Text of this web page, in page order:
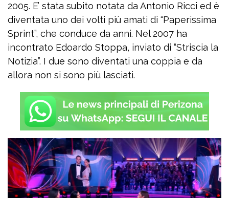
2005. E’ stata subito notata da Antonio Ricci ed è
diventata uno dei volti più amati di “Paperissima
Sprint”, che conduce da anni. Nel 2007 ha
incontrato Edoardo Stoppa, inviato di “Striscia la
Notizia”. I due sono diventati una coppia e da
allora non si sono più lasciati.